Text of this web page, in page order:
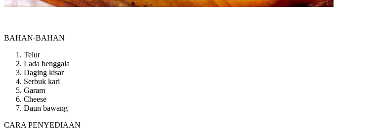
BAHAN-BAHAN
Telur
Lada benggala
Daging kisar
Serbuk kari
Garam
Cheese
Daun bawang
CARA PENYEDIAAN